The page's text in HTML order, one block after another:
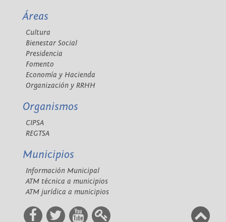
Áreas
Cultura
Bienestar Social
Presidencia
Fomento
Economía y Hacienda
Organización y RRHH
Organismos
CIPSA
REGTSA
Municipios
Información Municipal
ATM técnica a municipios
ATM jurídica a municipios